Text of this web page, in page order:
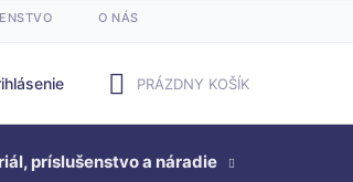
O NÁS
KOŠÍK
PRÁZDNY KOŠÍK
príslušenstvo a náradie